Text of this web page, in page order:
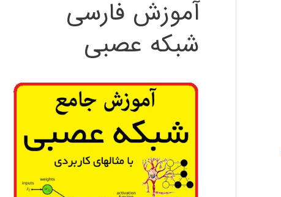
آموزش فارسی
شبکه عصبی